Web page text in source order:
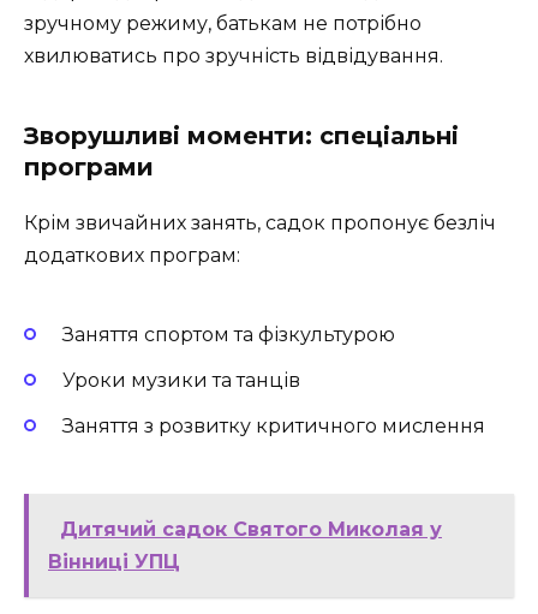
зручному режиму, батькам не потрібно
хвилюватись про зручність відвідування.
Зворушливі моменти: спеціальні
програми
Крім звичайних занять, садок пропонує безліч
додаткових програм:
Заняття спортом та фізкультурою
Уроки музики та танців
Заняття з розвитку критичного мислення
Дитячий садок Святого Миколая у
Вінниці УПЦ